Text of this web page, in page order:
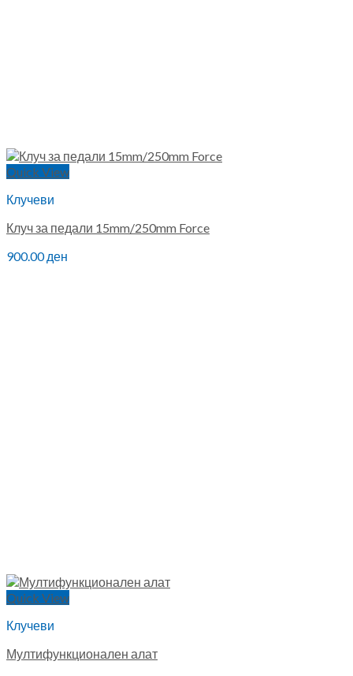
Quick View
Клучеви
Клуч за педали 15mm/250mm Force
900.00ден
Quick View
Клучеви
Мултифункционален алат